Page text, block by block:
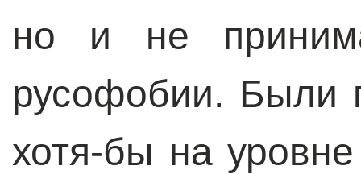
но и не
русофобии. Были
хотя-бы на